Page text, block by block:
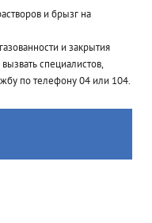
и брызг на
и закрытия
специалистов,
по телефону 04 или 104.